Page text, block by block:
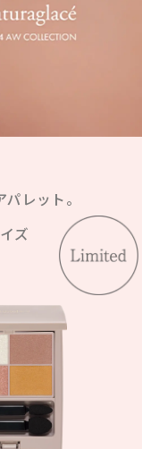
レット。
ズ